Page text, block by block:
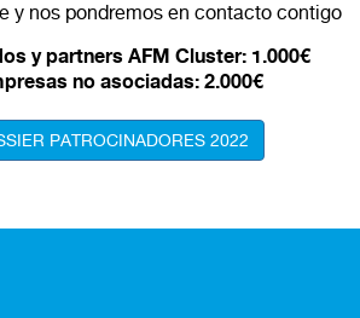
y nos pondremos en contacto contigo
y partners AFM Cluster: 1.000€
no asociadas: 2.000€
PATROCINADORES 2022